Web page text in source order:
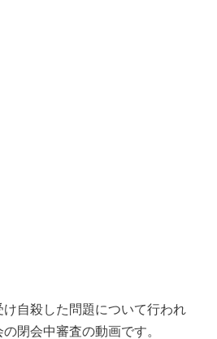
自殺した問題について行われ
閉会中審査の動画です。